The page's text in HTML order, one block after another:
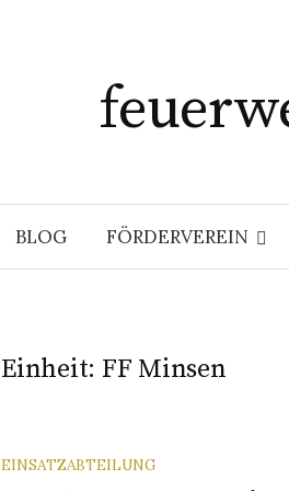
BLOG FÖRDERVEREIN
Einheit: FF Minsen
EINSATZABTEILUNG